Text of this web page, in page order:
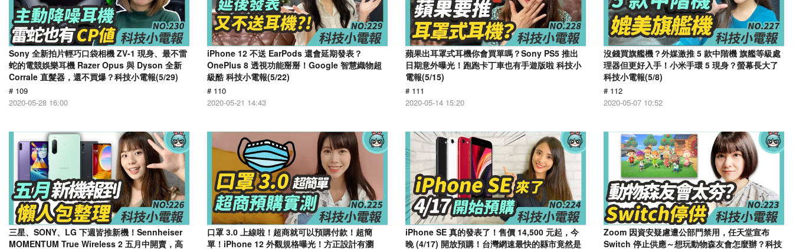
Sony 全新拍片輕巧口袋相機 ZV-1 現身、最不雷
蛇的電競娛樂耳機 Razer Opus 與 Dyson 全新
Corrale 直髮器，還不買爆？科技小電報(5/29)
# 109
2020-05-28 16:00
iPhone 12 不送 EarPods 還會延期發表？
OnePlus 8 透視功能掰掰！Google 智慧織物超
級酷 科技小電報(5/22)
# 110
2020-05-21 14:43
蘋果出耳罩式耳機你會買單嗎？Sony PS5 推出
日期意外曝光！跑跑卡丁車也有手遊版啦 科技小
電報(5/15)
# 111
2020-05-14 15:20
沒錢買旗艦機？外媒激推 5 款中階機 旗艦等級處
理器但更好入手！小米手環 5 現身？螢幕長大了
科技小電報(5/8)
# 112
2020-05-07 10:52
三星、SONY、LG 下週皆推新機！Sennheiser
MOMENTUM True Wireless 2 五月中開賣，高
口罩 3.0 上線啦！超商就可以預購付款！超簡
單！iPhone 12 外觀規格曝光！方正設計有瀏
​iPhone SE 真的發表了！售價 14,500 元起，今
晚 (4/17) 開放預購！台灣網速最快的縣市竟然是
Zoom 因資安疑慮遭公部門禁用，任天堂宣布
Switch 停止供應～想玩動物森友會怎麼辦？科技